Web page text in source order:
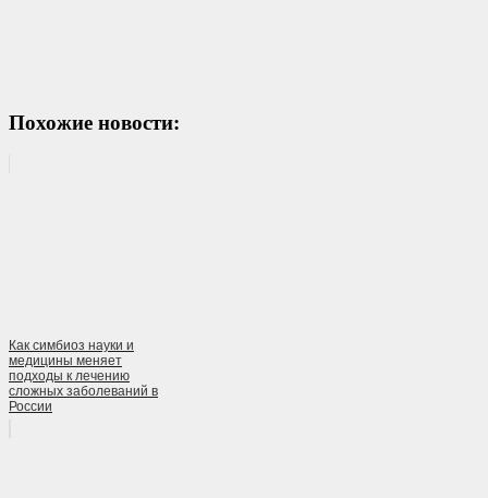
Похожие новости:
Как симбиоз науки и
медицины меняет
подходы к лечению
сложных заболеваний в
России